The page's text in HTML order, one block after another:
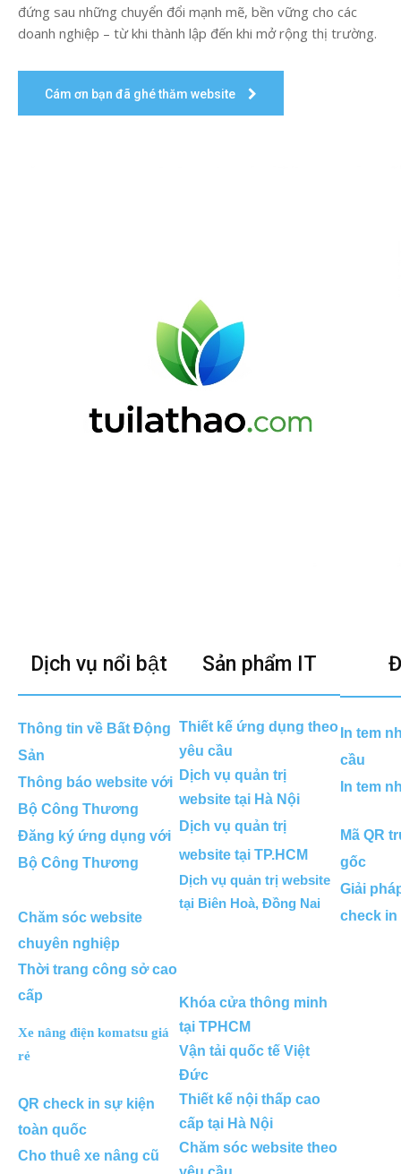
đứng sau những chuyển đổi mạnh mẽ, bền vững cho các
doanh nghiệp – từ khi thành lập đến khi mở rộng thị trường.
Cám ơn bạn đã ghé thăm website
Dịch vụ nổi bật
Thông tin về Bất Động
Sản
Thông báo website với
Bộ Công Thương
Đăng ký ứng dụng với
Bộ Công Thương
Chăm sóc website
chuyên nghiệp
Thời trang công sở cao
cấp
Xe nâng điện komatsu giá
rẻ
QR check in sự kiện
toàn quốc
Cho thuê xe nâng cũ
Sản phẩm IT
Thiết kế ứng dụng theo
yêu cầu
Dịch vụ quản trị
website tại Hà Nội
Dịch vụ quản trị
website tại TP.HCM
Dịch vụ quản trị website
tại Biên Hoà, Đồng Nai
Khóa cửa thông minh
tại TPHCM
Vận tải quốc tế Việt
Đức
Thiết kế nội thấp cao
cấp tại Hà Nội
Chăm sóc website theo
In tem
cầu
In tem
Mã QR
gốc
Giải
check